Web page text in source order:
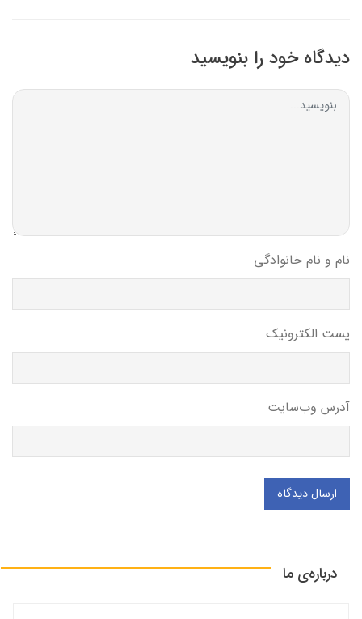
دیدگاه خود را بنویسید
نام و نام خانوادگی
پست الکترونیک
آدرس وب‌سایت
ارسال دیدگاه
درباره‌ی ما